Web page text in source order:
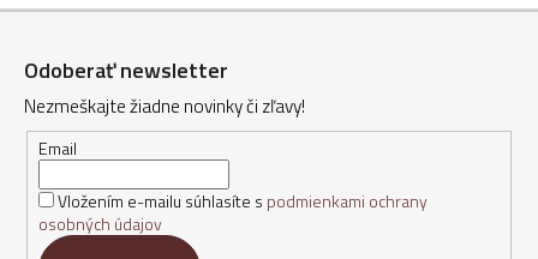
Z
Odoberať newsletter
Nezmeškajte žiadne novinky či zľavy!
Email
Vložením e-mailu súhlasíte s podmienkami ochrany
osobných údajov